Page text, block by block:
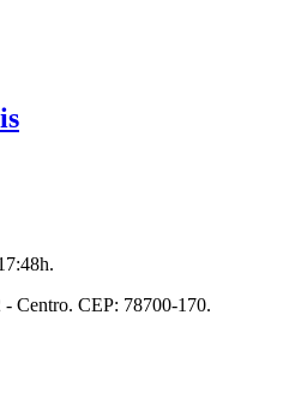
Centro. CEP: 78700-170.